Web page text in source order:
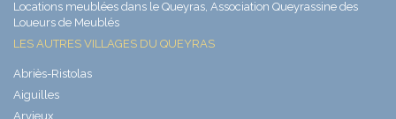
Locations meublées dans le Queyras, Association Queyrassine des
Loueurs de Meublés
LES AUTRES VILLAGES DU QUEYRAS
Abriès-Ristolas
Aiguilles
Arvieux